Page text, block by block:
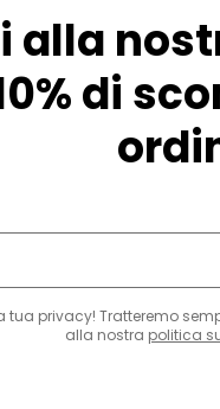
alla
di
tua privacy! Tratteremo
alla nostra politica